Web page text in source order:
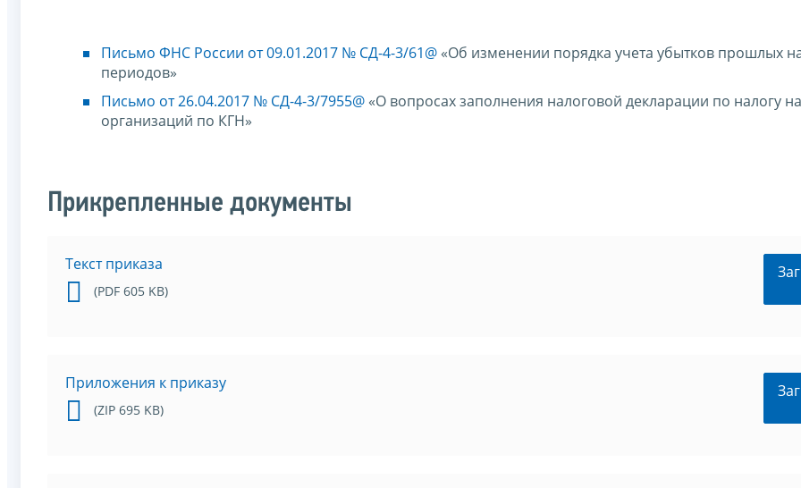
Письмо ФНС России от 09.01.2017 № СД-4-3/61@ «Об изменении порядка учета убытков прошлых
периодов»
Письмо от 26.04.2017 № СД-4-3/7955@ «О вопросах заполнения налоговой декларации по налогу
организаций по КГН»
Прикрепленные документы
Текст приказа
(PDF 605 KB)
Приложения к приказу
(ZIP 695 KB)